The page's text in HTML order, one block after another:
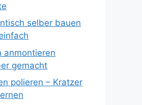
selber bauen
anmontieren
gemacht
polieren – Kratzer